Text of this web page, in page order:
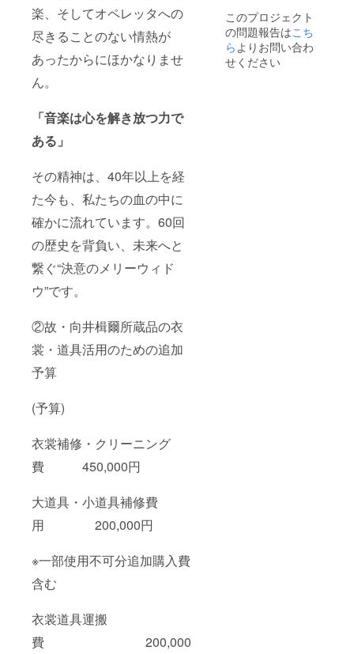
楽、そしてオペレッタへの
尽きることのない情熱が
あったからにほかなりませ
ん。
「音楽は心を解き放つ力で
ある」
その精神は、40年以上を経
た今も、私たちの血の中に
確かに流れています。60回
の歴史を背負い、未来へと
繋ぐ“決意のメリーウィド
ウ”です。
②故・向井楫爾所蔵品の衣
裳・道具活用のための追加
予算
(予算)
衣裳補修・クリーニング
費 450,000円
大道具・小道具補修費
用 200,000円
※一部使用不可分追加購入費
含む
衣裳道具運搬
費 200,000
このプロジェクト
の問題報告はこち
ら よりお問い合わ
せください